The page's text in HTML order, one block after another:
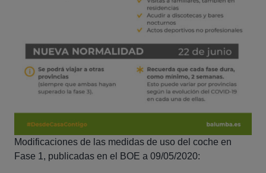
Modificaciones de las medidas de uso del coche en
Fase 1, publicadas en el BOE a 09/05/2020: